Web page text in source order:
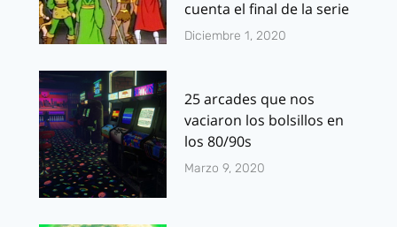
cuenta el final de la serie
Diciembre 1, 2020
25 arcades que nos
vaciaron los bolsillos en
los 80/90s
Marzo 9, 2020